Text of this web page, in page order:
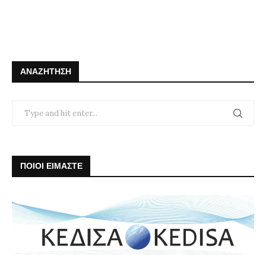
ΑΝΑΖΉΤΗΣΗ
ΠΟΙΟΙ ΕΙΜΑΣΤΕ